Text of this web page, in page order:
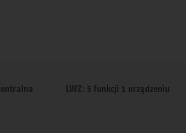
LWZ: 5 funkcji 1 urządzeniu